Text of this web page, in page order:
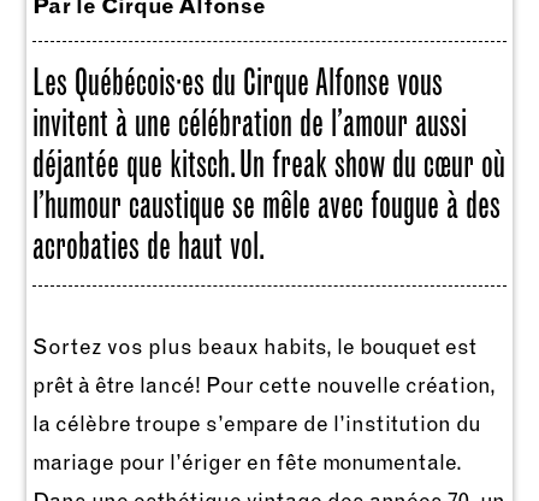
Par le Cirque Alfonse
Les Québécois·es du Cirque Alfonse vous
invitent à une célébration de l’amour aussi
déjantée que kitsch. Un freak show du cœur où
l’humour caustique se mêle avec fougue à des
acrobaties de haut vol.
Sortez vos plus beaux habits, le bouquet est
prêt à être lancé! Pour cette nouvelle création,
la célèbre troupe s’empare de l’institution du
mariage pour l’ériger en fête monumentale.